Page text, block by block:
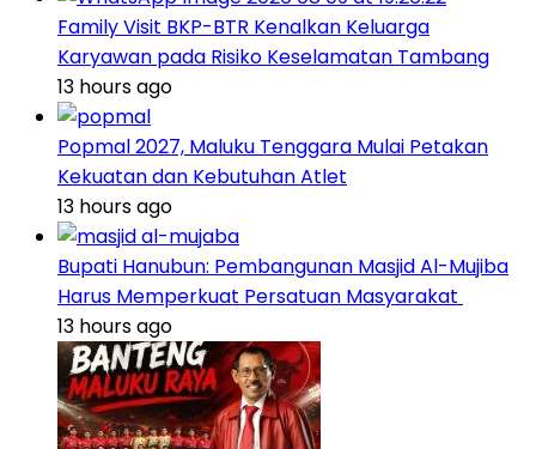
Family Visit BKP-BTR Kenalkan Keluarga
Karyawan pada Risiko Keselamatan Tambang
13 hours ago
Popmal 2027, Maluku Tenggara Mulai Petakan
Kekuatan dan Kebutuhan Atlet
13 hours ago
Bupati Hanubun: Pembangunan Masjid Al-Mujiba
Harus Memperkuat Persatuan Masyarakat
13 hours ago